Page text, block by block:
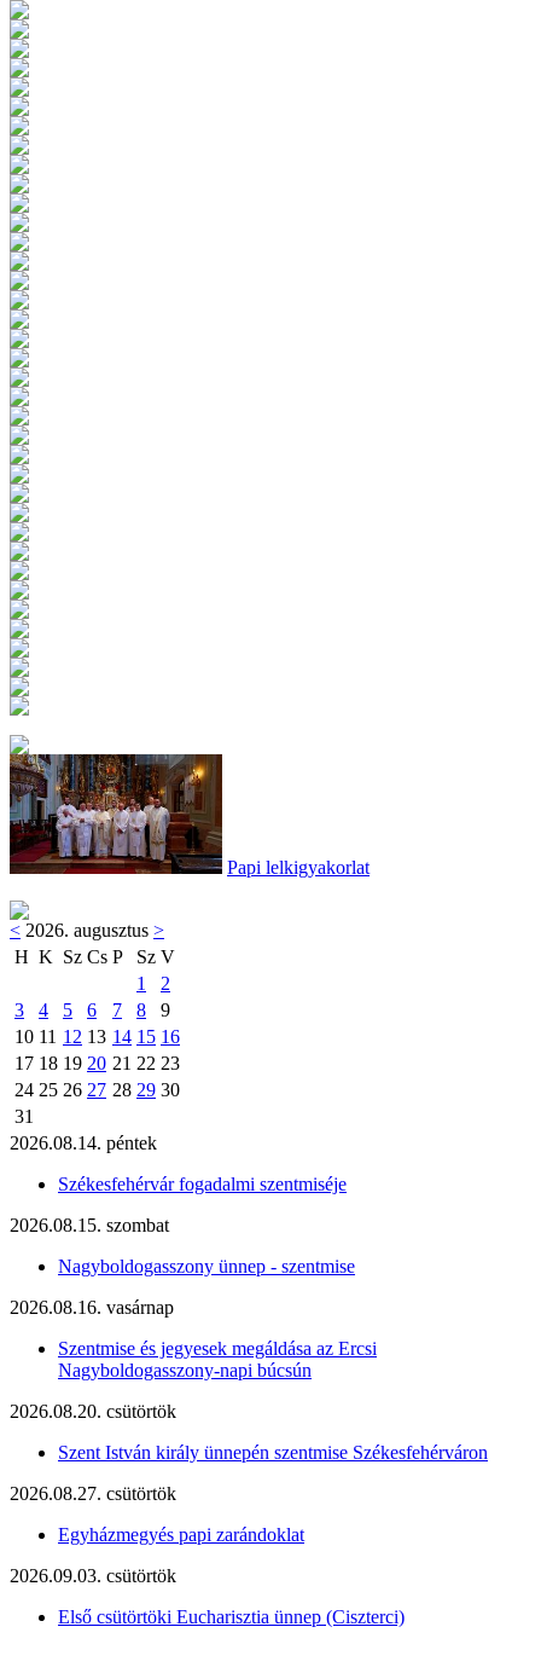
Papi lelkigyakorlat
< 2026. augusztus >
H K Sz Cs P Sz V
1
2
3
4 5 6 7 8
9
10 11 12 13 14 15 16
17 18 19 20 21 22 23
24 25 26 27 28 29 30
31
2026.08.14. péntek
Székesfehérvár fogadalmi szentmiséje
2026.08.15. szombat
Nagyboldogasszony ünnep - szentmise
2026.08.16. vasárnap
Szentmise és jegyesek megáldása az Ercsi
Nagyboldogasszony-napi búcsún
2026.08.20. csütörtök
Szent István király ünnepén szentmise Székesfehérváron
2026.08.27. csütörtök
Egyházmegyés papi zarándoklat
2026.09.03. csütörtök
Első csütörtöki Eucharisztia ünnep (Ciszterci)